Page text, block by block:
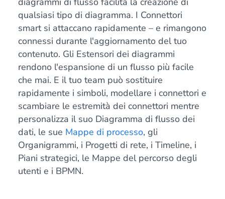
qualsiasi tipo di diagramma. I Connettori
smart si attaccano rapidamente – e rimangono
connessi durante l'aggiornamento del tuo
contenuto. Gli Estensori dei diagrammi
rendono l'espansione di un flusso più facile
che mai. E il tuo team può sostituire
rapidamente i simboli, modellare i connettori e
scambiare le estremità dei connettori mentre
personalizza il suo Diagramma di flusso dei
dati, le sue Mappe di processo, gli
Organigrammi, i Progetti di rete, i Timeline, i
Piani strategici, le Mappe del percorso degli
utenti e i BPMN.